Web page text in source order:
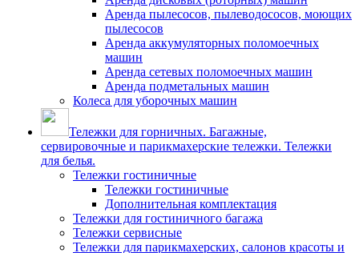
Аренда пылесосов, пылеводососов, моющих
пылесосов
Аренда аккумуляторных поломоечных
машин
Аренда сетевых поломоечных машин
Аренда подметальных машин
Колеса для уборочных машин
Тележки для горничных. Багажные,
сервировочные и парикмахерские тележки. Тележки
для белья.
Тележки гостиничные
Тележки гостиничные
Дополнительная комплектация
Тележки для гостиничного багажа
Тележки сервисные
Тележки для парикмахерских, салонов красоты и